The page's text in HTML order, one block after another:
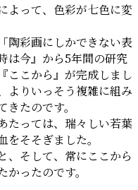
よって、色彩が七色に変
陶彩画にしかできない表
は今』から5年間の研究
ここから』が完成しまし
よりいっそう複雑に組み
たのです。
たっては、瑞々しい若葉
そそぎました。
、そして、常にここから
ったのです。